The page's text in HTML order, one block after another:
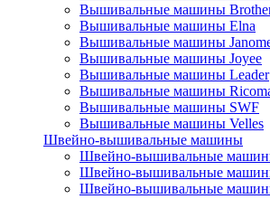
Вышивальные машины
Вышивальные машины Elna
Вышивальные машины
Вышивальные машины Joyee
Вышивальные машины Leader
Вышивальные машины
Вышивальные машины SWF
Вышивальные машины Velles
Швейно-вышивальные машины
Швейно-вышивальные
Швейно-вышивальные
Швейно-вышивальные